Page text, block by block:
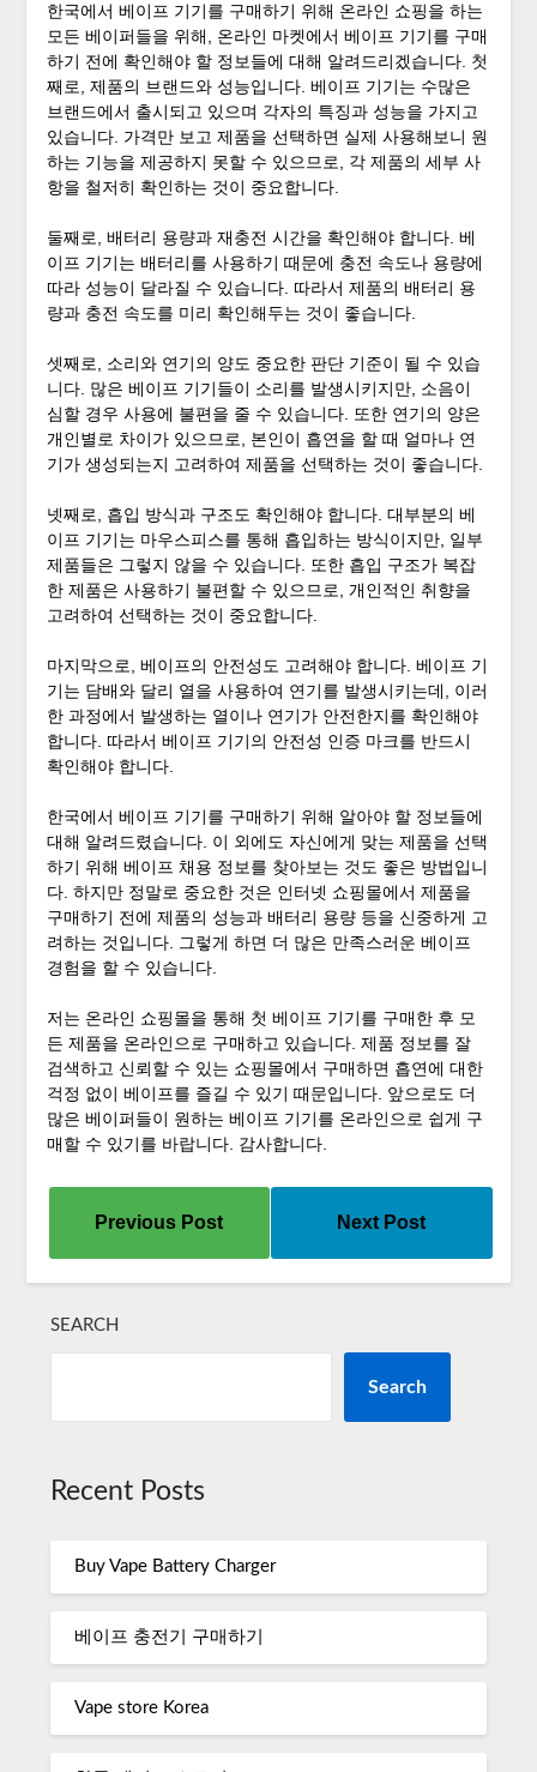
한국에서 베이프 기기를 구매하기 위해 온라인 쇼핑을 하는
모든 베이퍼들을 위해, 온라인 마켓에서 베이프 기기를 구매
하기 전에 확인해야 할 정보들에 대해 알려드리겠습니다. 첫
째로, 제품의 브랜드와 성능입니다. 베이프 기기는 수많은
브랜드에서 출시되고 있으며 각자의 특징과 성능을 가지고
있습니다. 가격만 보고 제품을 선택하면 실제 사용해보니 원
하는 기능을 제공하지 못할 수 있으므로, 각 제품의 세부 사
항을 철저히 확인하는 것이 중요합니다.
둘째로, 배터리 용량과 재충전 시간을 확인해야 합니다. 베
이프 기기는 배터리를 사용하기 때문에 충전 속도나 용량에
따라 성능이 달라질 수 있습니다. 따라서 제품의 배터리 용
량과 충전 속도를 미리 확인해두는 것이 좋습니다.
셋째로, 소리와 연기의 양도 중요한 판단 기준이 될 수 있습
니다. 많은 베이프 기기들이 소리를 발생시키지만, 소음이
심할 경우 사용에 불편을 줄 수 있습니다. 또한 연기의 양은
개인별로 차이가 있으므로, 본인이 흡연을 할 때 얼마나 연
기가 생성되는지 고려하여 제품을 선택하는 것이 좋습니다.
넷째로, 흡입 방식과 구조도 확인해야 합니다. 대부분의 베
이프 기기는 마우스피스를 통해 흡입하는 방식이지만, 일부
제품들은 그렇지 않을 수 있습니다. 또한 흡입 구조가 복잡
한 제품은 사용하기 불편할 수 있으므로, 개인적인 취향을
고려하여 선택하는 것이 중요합니다.
마지막으로, 베이프의 안전성도 고려해야 합니다. 베이프 기
기는 담배와 달리 열을 사용하여 연기를 발생시키는데, 이러
한 과정에서 발생하는 열이나 연기가 안전한지를 확인해야
합니다. 따라서 베이프 기기의 안전성 인증 마크를 반드시
확인해야 합니다.
한국에서 베이프 기기를 구매하기 위해 알아야 할 정보들에
대해 알려드렸습니다. 이 외에도 자신에게 맞는 제품을 선택
하기 위해 베이프 채용 정보를 찾아보는 것도 좋은 방법입니
다. 하지만 정말로 중요한 것은 인터넷 쇼핑몰에서 제품을
구매하기 전에 제품의 성능과 배터리 용량 등을 신중하게 고
려하는 것입니다. 그렇게 하면 더 많은 만족스러운 베이프
경험을 할 수 있습니다.
저는 온라인 쇼핑몰을 통해 첫 베이프 기기를 구매한 후 모
든 제품을 온라인으로 구매하고 있습니다. 제품 정보를 잘
검색하고 신뢰할 수 있는 쇼핑몰에서 구매하면 흡연에 대한
걱정 없이 베이프를 즐길 수 있기 때문입니다. 앞으로도 더
많은 베이퍼들이 원하는 베이프 기기를 온라인으로 쉽게 구
매할 수 있기를 바랍니다. 감사합니다.
Previous Post Next Post
SEARCH
Search
Recent Posts
Buy Vape Battery Charger
베이프 충전기 구매하기
Vape store Korea